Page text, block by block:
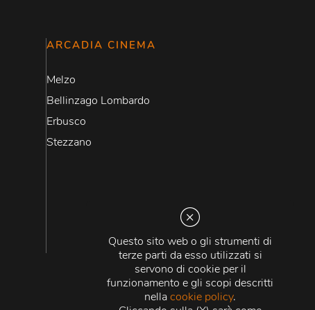
Questo sito web o gli strumenti di
terze parti da esso utilizzati si
servono di cookie per il
funzionamento e gli scopi descritti
nellacookie policy.
ARCADIA CINEMA
Melzo
Bellinzago Lombardo
Erbusco
Stezzano